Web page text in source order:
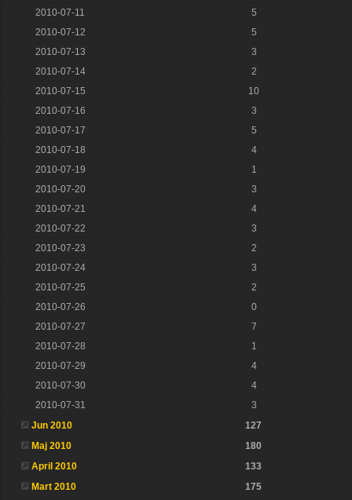
2010-07-11
5
2010-07-12
5
2010-07-13
3
2010-07-14
2
2010-07-15
10
2010-07-16
3
2010-07-17
5
2010-07-18
4
2010-07-19
1
2010-07-20
3
2010-07-21
4
2010-07-22
3
2010-07-23
2
2010-07-24
3
2010-07-25
2
2010-07-26
0
2010-07-27
7
2010-07-28
1
2010-07-29
4
2010-07-30
4
2010-07-31
3
Jun 2010
127
Maj 2010
180
April 2010
133
Mart 2010
175